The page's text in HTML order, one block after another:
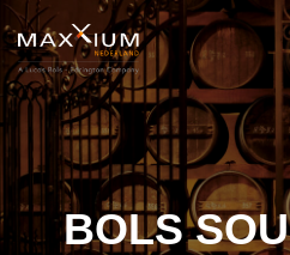
BOLS